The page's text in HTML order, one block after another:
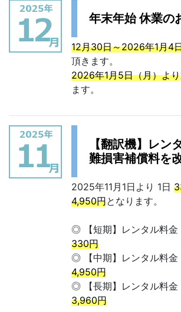
年末年始 休業の
12月30日～2026年1月4
頂きます。
2026年1月5日（月）より
ます。
【翻訳機】レン
難損害補償料を
2025年11月1日より 1日
4,950円となります。
◎ 【短期】レンタル料
330円
◎ 【中期】レンタル料
4,950円
◎ 【長期】レンタル料
3,960円